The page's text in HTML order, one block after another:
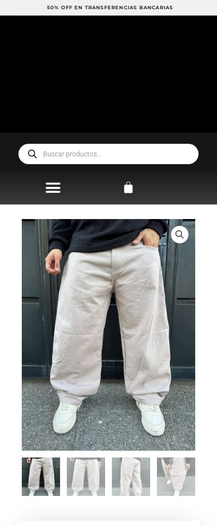
al
50% OFF EN TRANSFERENCIAS BANCARIAS
50% OFF EN EFECTIVO
Búsqueda
de
productos
Carrito